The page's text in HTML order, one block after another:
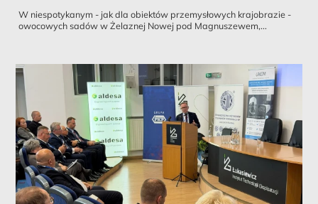
W niespotykanym - jak dla obiektów przemysłowych krajobrazie -
owocowych sadów w Żelaznej Nowej pod Magnuszewem,...